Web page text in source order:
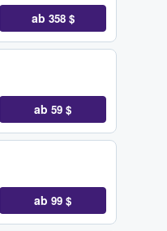
ab 358 $
ab 59 $
ab 99 $